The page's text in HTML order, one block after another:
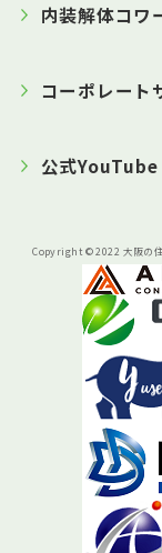
内装解体コワ
コーポレート
公式YouTube
Copyright © 2022 大阪の